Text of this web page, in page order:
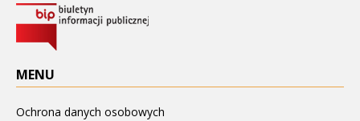
MENU
Ochrona danych osobowych